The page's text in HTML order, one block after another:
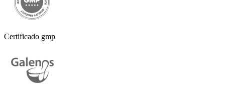
Certificado gmp